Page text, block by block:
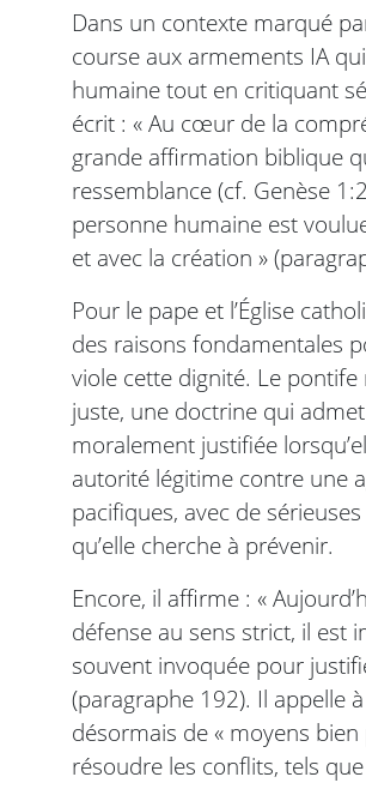
Dans un contexte marqué
course aux armements IA qui
humaine tout en critiquant
écrit : « Au cœur de la
grande affirmation biblique
ressemblance (cf. Genèse
personne humaine est
et avec la création »
Pour le pape et l’Église
des raisons fondamentales
viole cette dignité. Le
juste, une doctrine qui
moralement justifiée
autorité légitime contre une
pacifiques, avec de
qu’elle cherche à prévenir.
Encore, il affirme : «
défense au sens strict, il est
souvent invoquée pour
(paragraphe 192). Il appelle
désormais de « moyens
résoudre les conflits, tels